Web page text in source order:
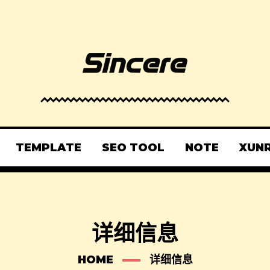
TEMPLATE SEO TOOL NOTE
详细信息
HOME 详细信息